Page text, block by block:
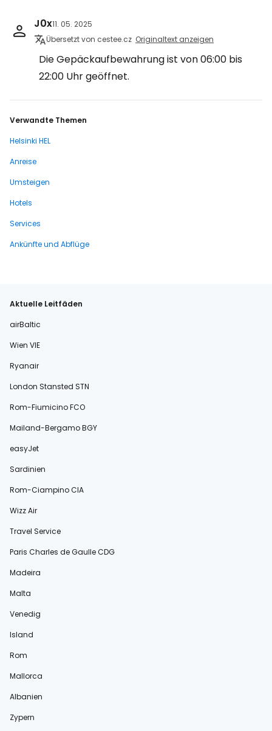
J0x11. 05. 2025
Übersetzt von cestee.cz Originaltext anzeigen
Die Gepäckaufbewahrung ist von 06:00 bis
22:00 Uhr geöffnet.
Verwandte Themen
Helsinki HEL
Anreise
Umsteigen
Hotels
Services
Ankünfte und Abflüge
Aktuelle Leitfäden
airBaltic
Wien VIE
Ryanair
London Stansted STN
Rom-Fiumicino FCO
Mailand-Bergamo BGY
easyJet
Sardinien
Rom-Ciampino CIA
Wizz Air
Travel Service
Paris Charles de Gaulle CDG
Madeira
Malta
Venedig
Island
Rom
Mallorca
Albanien
Zypern